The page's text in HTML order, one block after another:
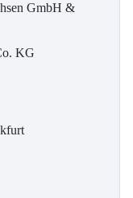
GmbH &
KG